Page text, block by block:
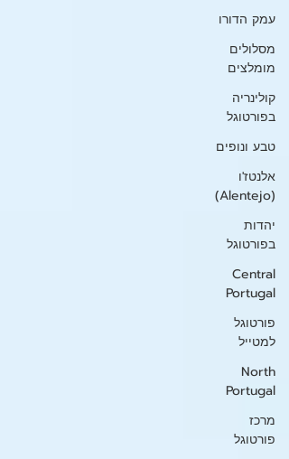
עמק הדורו
מסלולים
מומלצים
קולינריה
בפורטוגל
טבע ונופים
אלנטז'ו
(Alentejo)
יהדות
בפורטוגל
Central
Portugal
פורטוגל
למטייל
North
Portugal
מרכז
פורטוגל